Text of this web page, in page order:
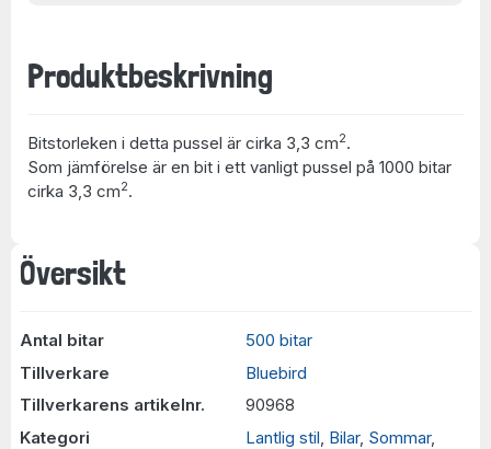
Översikt
Antal bitar
500 bitar
Tillverkare
Bluebird
Tillverkarens artikelnr.
90968
Kategori
Lantlig stil Bilar, Sommar,
Produktbeskrivning
Bitstorleken i detta pussel är cirka 3,3 cm2.
Som jämförelse är en bit i ett vanligt pussel på 1000 bitar
cirka 3,3 cm2.